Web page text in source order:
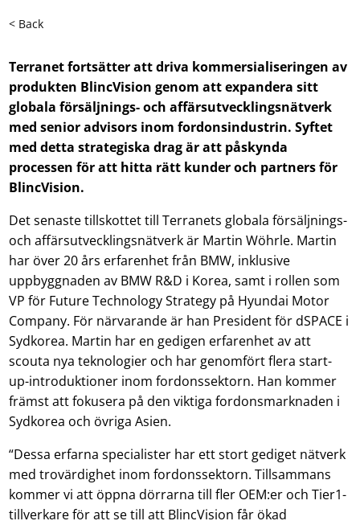
< Back
Terranet fortsätter att driva kommersialiseringen av
produkten BlincVision genom att expandera sitt
globala försäljnings- och affärsutvecklingsnätverk
medsenioradvisors inom fordonsindustrin.Syftet
med detta strategiska dragär att påskynda
processenföratt hitta rätt kunder och partners för
BlincVision.
Det senaste tillskottet till Terranets globala försäljnings-
och affärsutvecklingsnätverk är Martin Wöhrle. Martin
har över 20 års erfarenhet från BMW, inklusive
uppbyggnaden av BMW R&D i Korea, samt i rollen som
VP för Future Technology Strategy på Hyundai Motor
Company. För närvarande är han President för dSPACE i
Sydkorea. Martin har en gedigen erfarenhet av att
scouta nya teknologier och har genomfört flera start-
up-introduktioner inom fordonssektorn. Han kommer
främst att fokusera på den viktiga fordonsmarknaden i
Sydkorea och övriga Asien.
“Dessa erfarna specialister har ett stort gediget nätverk
med trovärdighet inom fordonssektorn. Tillsammans
kommer vi att öppna dörrarna till fler OEM:er och Tier1-
tillverkare för att se till att BlincVision får ökad